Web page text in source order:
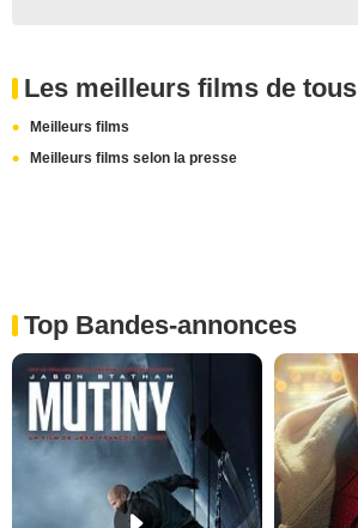
Les meilleurs films de
Meilleurs films
Meilleurs films selon la presse
Top Bandes-annonces